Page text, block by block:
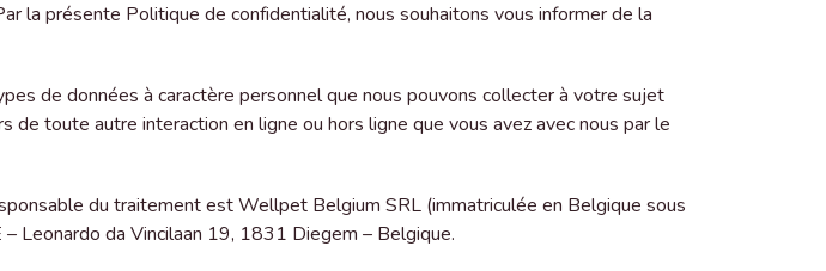
la présente Politique de confidentialité, nous souhaitons vous informer de la
de données à caractère personnel que nous pouvons collecter à votre sujet
toute autre interaction en ligne ou hors ligne que vous avez avec nous par le
du traitement est Wellpet Belgium SRL (immatriculée en Belgique sous
Leonardo da Vincilaan 19, 1831 Diegem – Belgique.